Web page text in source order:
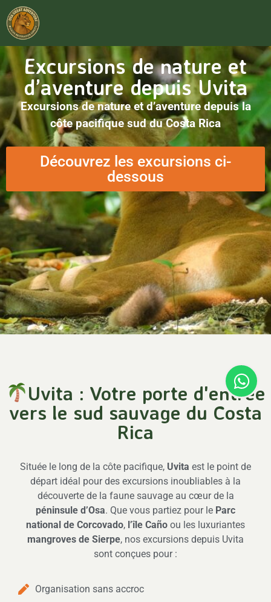
Excursions de nature et
d’aventure depuis Uvita
Excursions de nature et d’aventure depuis la
côte pacifique sud du Costa Rica
Découvrez les excursions ci-
dessous
Uvita : Votre porte d'entrée
vers le sud sauvage du Costa
Rica
Située le long de la côte pacifique, Uvita est le point de
départ idéal pour des excursions inoubliables à la
découverte de la faune sauvage au cœur de la
péninsule d’Osa. Que vous partiez pour le Parc
national de Corcovado, l’île Caño ou les luxuriantes
mangroves de Sierpe, nos excursions depuis Uvita
sont conçues pour :
Organisation sans accroc